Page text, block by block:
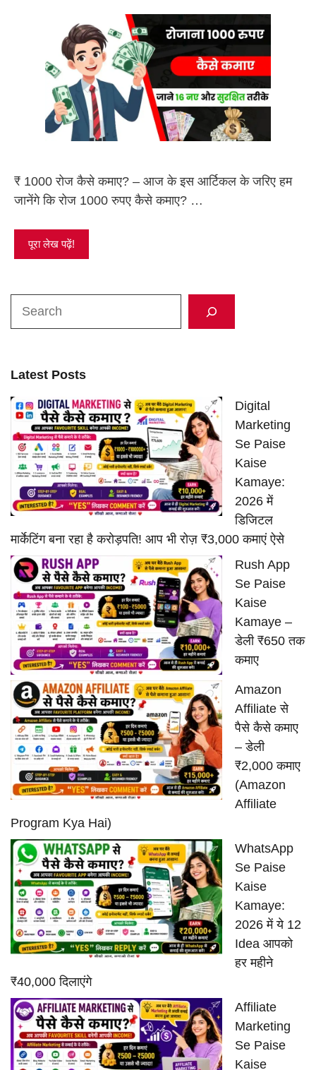
₹ 1000 रोज कैसे कमाए? – आज के इस आर्टिकल के जरिए हम
जानेंगे कि रोज 1000 रुपए कैसे कमाए? …
पूरा लेख पढ़ें!
Latest Posts
Digital
Marketing
Se Paise
Kaise
Kamaye:
2026 में
डिजिटल
मार्केटिंग बना रहा है करोड़पति! आप भी रोज़ ₹3,000 कमाएं ऐसे
Rush App
Se Paise
Kaise
Kamaye –
डेली ₹650 तक
कमाए
Amazon
Affiliate से
पैसे कैसे कमाए
– डेली
₹2,000 कमाए
(Amazon
Affiliate
Program Kya Hai)
WhatsApp
Se Paise
Kaise
Kamaye:
2026 में ये 12
Idea आपको
हर महीने
₹40,000 दिलाएंगे
Affiliate
Marketing
Se Paise
Kaise